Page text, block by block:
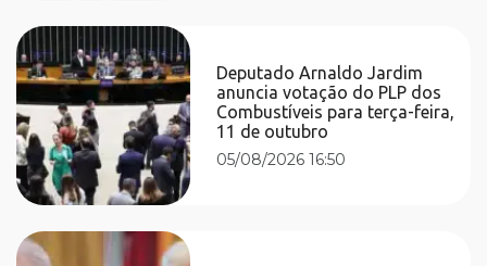
Deputado Arnaldo Jardim
anuncia votação do PLP dos
Combustíveis para terça-feira,
11 de outubro
05/08/2026 16:50